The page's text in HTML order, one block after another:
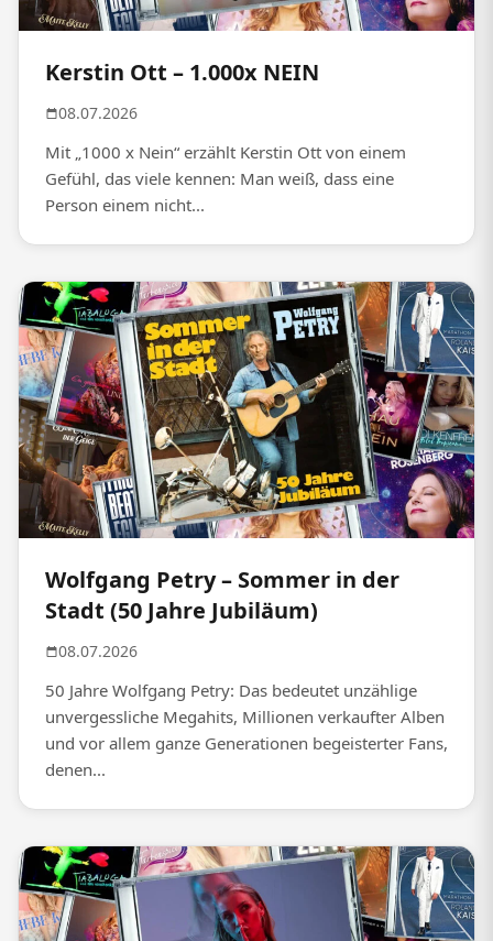
Kerstin Ott – 1.000x NEIN
08.07.2026
Mit „1000 x Nein“ erzählt Kerstin Ott von einem
Gefühl, das viele kennen: Man weiß, dass eine
Person einem nicht...
Wolfgang Petry – Sommer in der
Stadt (50 Jahre Jubiläum)
08.07.2026
50 Jahre Wolfgang Petry: Das bedeutet unzählige
unvergessliche Megahits, Millionen verkaufter Alben
und vor allem ganze Generationen begeisterter Fans,
denen...